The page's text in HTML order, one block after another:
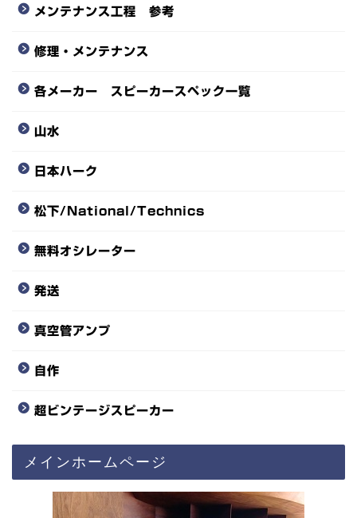
メンテナンス工程 参考
修理・メンテナンス
各メーカー スピーカースペック一覧
山水
日本ハーク
松下/National/Technics
無料オシレーター
発送
真空管アンプ
自作
超ビンテージスピーカー
メインホームページ